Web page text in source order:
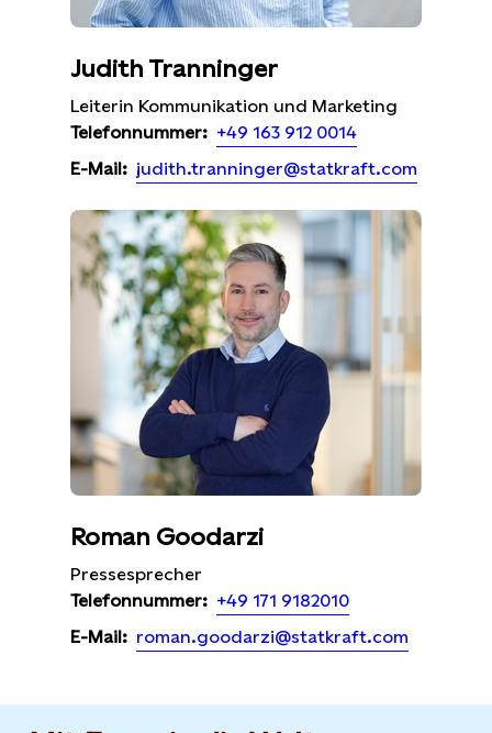
Judith Tranninger
Leiterin Kommunikation und Marketing
Telefonnummer: +49 163 912 0014
E-Mail: judith.tranninger@statkraft.com
Roman Goodarzi
Pressesprecher
Telefonnummer: +49 171 9182010
E-Mail: roman.goodarzi@statkraft.com